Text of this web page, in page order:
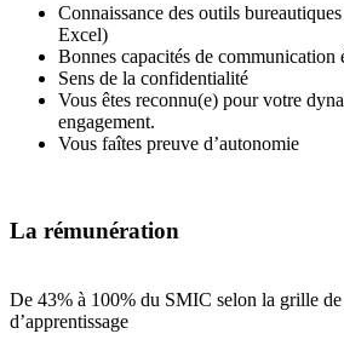
Connaissance des outils
Excel)
Bonnes capacités de communication
Sens de la confidentialité
Vous êtes reconnu(e) pour votre
engagement.
Vous faîtes preuve d’autonomie
La rémunération
De 43% à 100% du SMIC selon la grille
d’apprentissage